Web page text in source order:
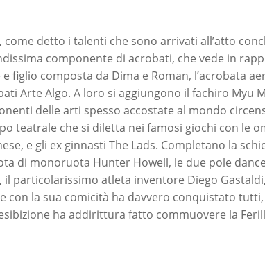
come detto i talenti che sono arrivati all’atto
componente di acrobati, che vede in
figlio composta da Dima e Roman, l’acrobata
Arte Algo. A loro si aggiungono il fachiro Myu
delle arti spesso accostate al mondo
teatrale che si diletta nei famosi giochi con le
e gli ex ginnasti The Lads. Completano la
di monoruota Hunter Howell, le due pole
il particolarissimo atleta inventore Diego
con la sua comicità ha davvero conquistato
ha addirittura fatto commuovere la